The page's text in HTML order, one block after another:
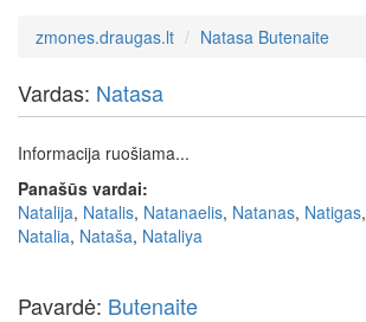
zmones.draugas.lt Natasa Butenaite
Vardas: Natasa
Informacija ruošiama...
Panašūs vardai:
Natalija, Natalis, Natanaelis, Natanas, Natigas,
Natalia, Nataša, Nataliya
Pavardė: Butenaite